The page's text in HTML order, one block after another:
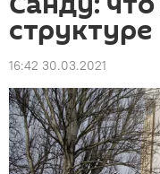
структуре
16:42 30.03.2021